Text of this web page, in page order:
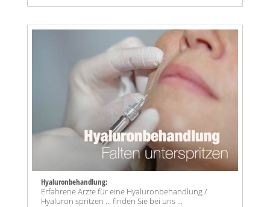
Hyaluronbehandlung:
Erfahrene Ärzte für eine Hyaluronbehandlung /
Hyaluron spritzen ... finden Sie bei uns ...